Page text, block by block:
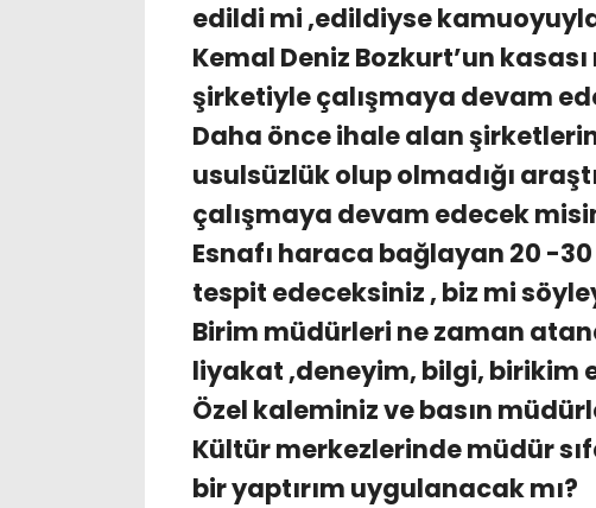
edildi mi ,edildiyse
Kemal Deniz Bozkurt’un
şirketiyle çalışmaya devam
Daha önce ihale alan
usulsüzlük olup olmadığı
çalışmaya devam edecek
Esnafı haraca bağlayan 20 -
tespit edeceksiniz , biz mi
Birim müdürleri ne zaman
liyakat ,deneyim, bilgi, birikim
Özel kaleminiz ve basın
Kültür merkezlerinde müdür
bir yaptırım uygulanacak mı?